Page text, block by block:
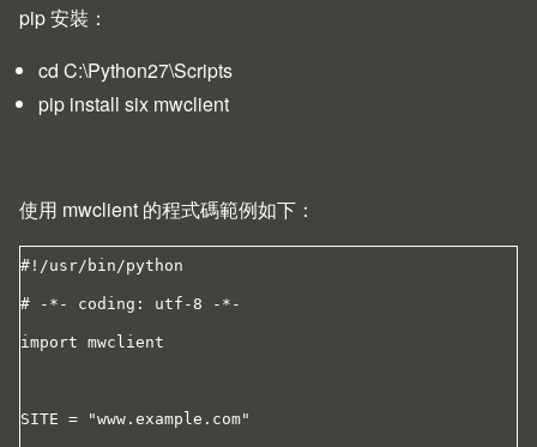
pip 安裝：
cd C:\Python27\Scripts
pip install six mwclient
使用 mwclient 的程式碼範例如下：
#!/usr/bin/python
# -*- coding: utf-8 -*-
import mwclient
SITE = "www.example.com"